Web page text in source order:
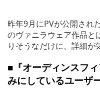
昨年9月にPVが公開され
のヴァニラウェア作品と
りそうなだけに、詳細が
■『オーディンスフ
みにしているユーザ